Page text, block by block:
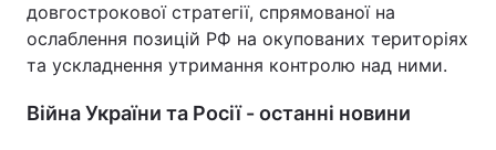
довгострокової стратегії, спрямованої на
ослаблення позицій РФ на окупованих територіях
та ускладнення утримання контролю над ними.
Війна України та Росії - останні новини